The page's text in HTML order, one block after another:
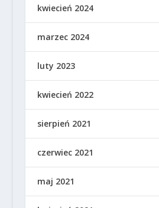
kwiecień 2024
marzec 2024
luty 2023
kwiecień 2022
sierpień 2021
czerwiec 2021
maj 2021